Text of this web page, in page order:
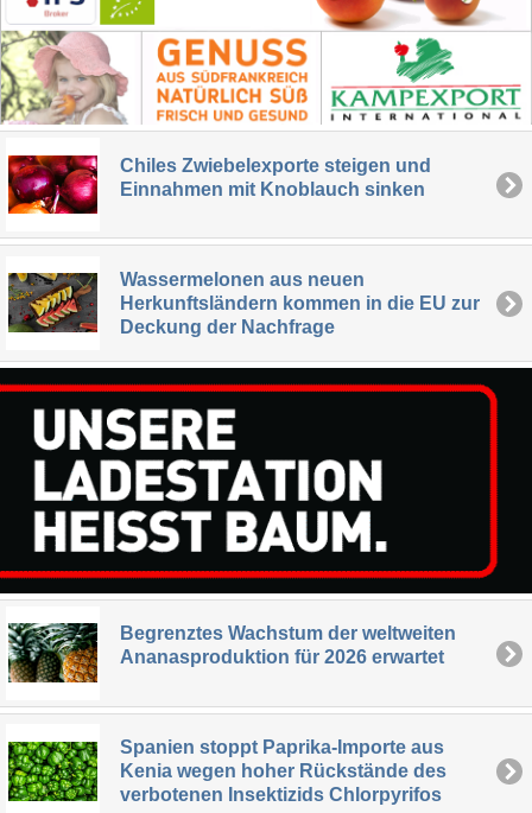
Chiles Zwiebelexporte steigen und
Einnahmen mit Knoblauch sinken
Wassermelonen aus neuen
Herkunftsländern kommen in die EU zur
Deckung der Nachfrage
Begrenztes Wachstum der weltweiten
Ananasproduktion für 2026 erwartet
Spanien stoppt Paprika-Importe aus
Kenia wegen hoher Rückstände des
verbotenen Insektizids Chlorpyrifos